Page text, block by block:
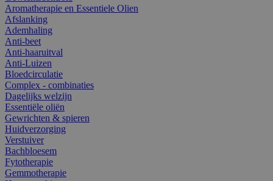
Aromatherapie en Essentiele Olien
Afslanking
Ademhaling
Anti-beet
Anti-haaruitval
Anti-Luizen
Bloedcirculatie
Complex - combinaties
Dagelijks welzijn
Essentiële oliën
Gewrichten & spieren
Huidverzorging
Verstuiver
Bachbloesem
Fytotherapie
Gemmotherapie